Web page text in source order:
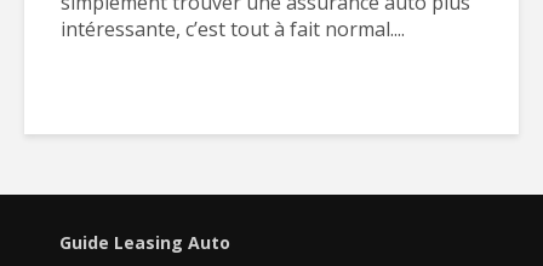
intéressante, c’est tout à fait normal....
Guide Leasing Auto